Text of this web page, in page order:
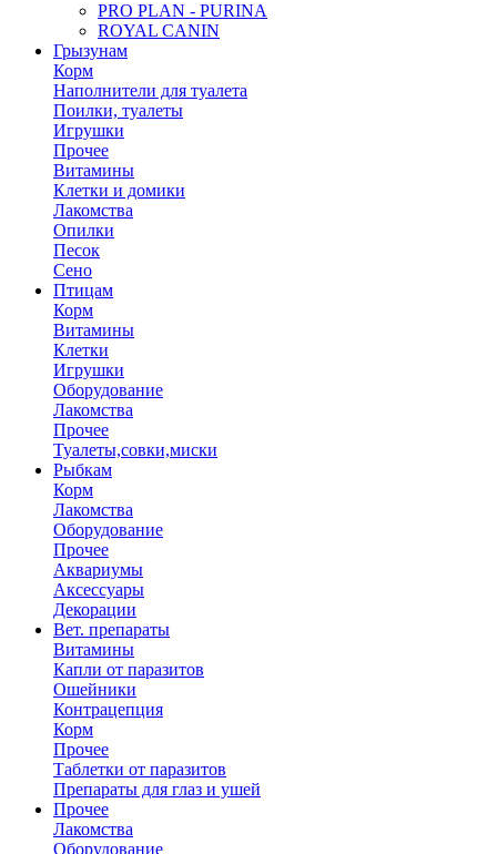
PRO PLAN - PURINA
ROYAL CANIN
Грызунам
Корм
Наполнители для туалета
Поилки, туалеты
Игрушки
Прочее
Витамины
Клетки и домики
Лакомства
Опилки
Песок
Сено
Птицам
Корм
Витамины
Клетки
Игрушки
Оборудование
Лакомства
Прочее
Туалеты,совки,миски
Рыбкам
Корм
Лакомства
Оборудование
Прочее
Аквариумы
Аксессуары
Декорации
Вет. препараты
Витамины
Капли от паразитов
Ошейники
Контрацепция
Корм
Прочее
Таблетки от паразитов
Препараты для глаз и ушей
Прочее
Лакомства
Оборудование